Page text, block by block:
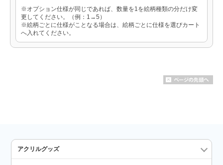
※オプション仕様が同じであれば、数量を1を絵柄種類の分だけ変
更してください。（例：1→5）
※絵柄ごとに仕様がことなる場合は、絵柄ごとに仕様を選びカート
へ入れてください。
アクリルグッズ